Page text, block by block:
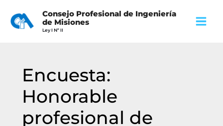
Consejo Profesional de Ingeniería
de Misiones
Ley I Nº II
Encuesta:
Honorable
profesional de